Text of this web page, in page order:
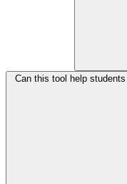
Can this tool help